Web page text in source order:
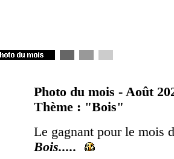
Photo du mois - Août
Thème : "Bois"
Le gagnant pour le mois
Bois.....